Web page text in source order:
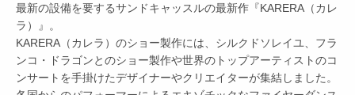
最新の設備を要するサンドキャッスルの最新作『KARERA（カレ
ラ）』。
KARERA（カレラ）のショー製作には、シルクドソレイユ、フラ
ンコ・ドラゴンとのショー製作や世界のトップアーティストのコ
ンサートを手掛けたデザイナーやクリエイターが集結しました。